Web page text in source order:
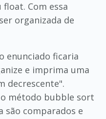
Com essa
organizada de
enunciado ficaria
e imprima uma
decrescente".
método bubble sort
são comparados e